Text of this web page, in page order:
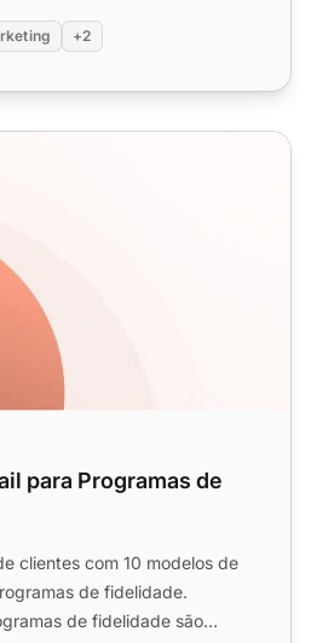
+2
de Fidelidade
para Programas de
clientes com 10 modelos de
de fidelidade.
de fidelidade são